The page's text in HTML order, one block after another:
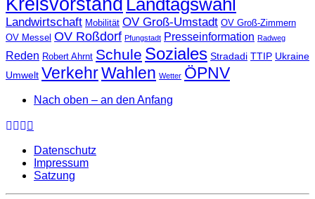
Kreisvorstand Landtagswahl
Landwirtschaft Mobilität OV Groß-Umstadt OV Groß-Zimmern
OV Messel OV Roßdorf Pfungstadt Presseinformation Radweg
Reden Robert Ahrnt Schule Soziales Stradadi TTIP Ukraine
Umwelt VerkehrWahlen Wetter ÖPNV
Nach oben – an den Anfang
Datenschutz
Impressum
Satzung